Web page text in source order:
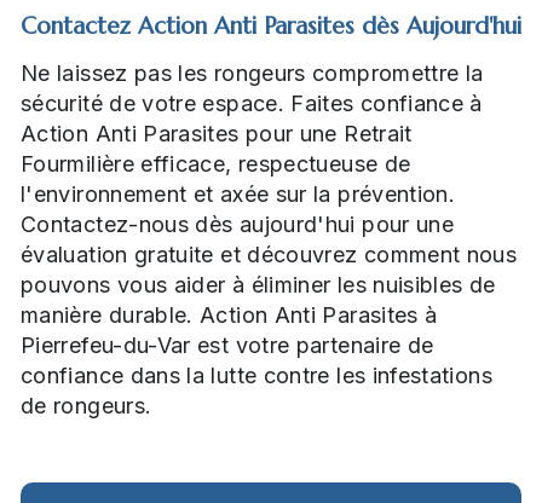
Contactez Action Anti Parasites dès Aujourd'hui
Ne laissez pas les rongeurs compromettre la
sécurité de votre espace. Faites confiance à
Action Anti Parasites pour une Retrait
Fourmilière efficace, respectueuse de
l'environnement et axée sur la prévention.
Contactez-nous dès aujourd'hui pour une
évaluation gratuite et découvrez comment nous
pouvons vous aider à éliminer les nuisibles de
manière durable. Action Anti Parasites à
Pierrefeu-du-Var est votre partenaire de
confiance dans la lutte contre les infestations
de rongeurs.